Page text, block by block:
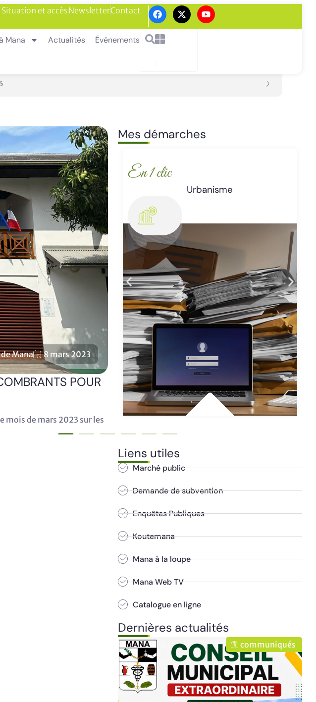
Situation et accèsNewsletterContact
Mana Actualités Événements
Mana 8 mars 2023
POUR
mois de mars 2023 sur les
Mes démarches
En 1 clic
Enlèvement d’épaves
Liens utiles
Marché public
Demande de subvention
Enquêtes Publiques
Koutemana
Mana à la loupe
Mana Web TV
Catalogue en ligne
Dernières actualités
communiqués